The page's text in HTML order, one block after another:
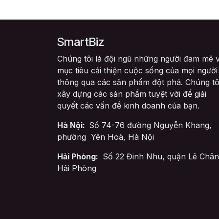
SmartBiz
Chúng tôi là đội ngũ những người đam mê
mục tiêu cải thiện cuộc sống của mọi người
thông qua các sản phẩm đột phá. Chúng
xây dựng các sản phẩm tuyệt vời để giải
quyết các vấn đề kinh doanh của bạn.
Hà Nội: Số 74-76 đường Nguyễn Khang,
phường Yên Hoà, Hà Nội
Hải Phòng: Số 22 Đinh Nhu, quận Lê
Hải Phòng